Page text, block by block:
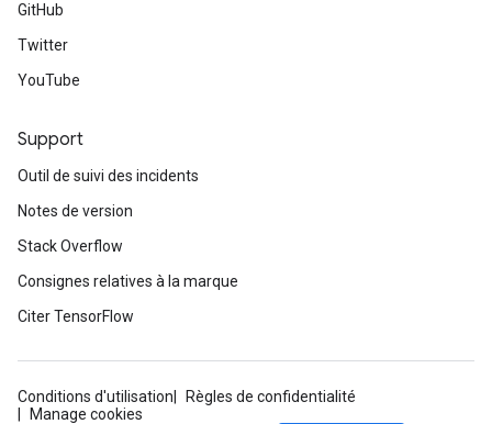
GitHub
Twitter
YouTube
Support
Outil de suivi des incidents
Notes de version
Stack Overflow
Consignes relatives à la marque
Citer TensorFlow
Conditions d'utilisation
Règles de confidentialité
Manage cookies